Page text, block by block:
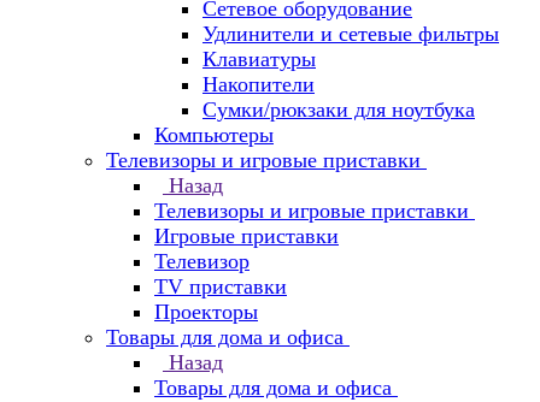
Сетевое оборудование
Удлинители и сетевые фильтры
Клавиатуры
Накопители
Сумки/рюкзаки для ноутбука
Компьютеры
Телевизоры и игровые приставки
Назад
Телевизоры и игровые приставки
Игровые приставки
Телевизор
TV приставки
Проекторы
Товары для дома и офиса
Назад
Товары для дома и офиса